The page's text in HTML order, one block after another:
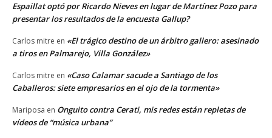
Espaillat optó por Ricardo Nieves en lugar de Martínez Pozo para
presentar los resultados de la encuesta Gallup?
Carlos mitre en «El trágico destino de un árbitro gallero: asesinado
a tiros en Palmarejo, Villa González»
Carlos mitre en «Caso Calamar sacude a Santiago de los
Caballeros: siete empresarios en el ojo de la tormenta»
Mariposa en Onguito contra Cerati, mis redes están repletas de
vídeos de “música urbana”